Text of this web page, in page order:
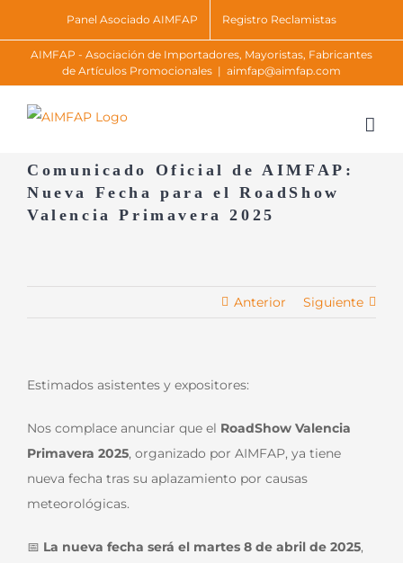
to
content
Panel Asociado AIMFAP Registro Reclamistas
AIMFAP - Asociación de Importadores, Mayoristas, Fabricantes
de Artículos Promocionales | aimfap@aimfap.com
Comunicado Oficial de AIMFAP:
Nueva Fecha para el RoadShow
Valencia Primavera 2025
Anterior Siguiente
Estimados asistentes y expositores:
Nos complace anunciar que el RoadShow Valencia
Primavera 2025, organizado por AIMFAP, ya tiene
nueva fecha tras su aplazamiento por causas
meteorológicas.
📅 La nueva fecha será el martes 8 de abril de 2025,